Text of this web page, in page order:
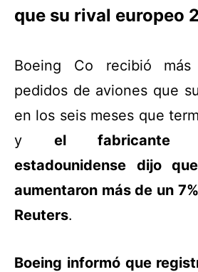
que su rival europeo
Boeing Co recibió
pedidos de aviones que
en los seis meses que
y el fabricante
estadounidense dijo
aumentaron más de un
Reuters.
Boeing informó que